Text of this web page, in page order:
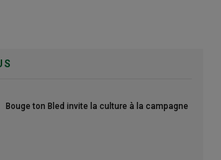
Bouge ton Bled invite la culture à la campagne